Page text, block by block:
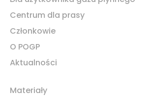
Centrum dla prasy
Członkowie
O POGP
Aktualności
Materiały